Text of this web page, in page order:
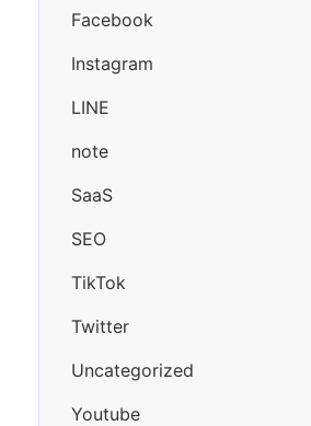
Facebook
Instagram
LINE
note
SaaS
SEO
TikTok
Twitter
Uncategorized
Youtube